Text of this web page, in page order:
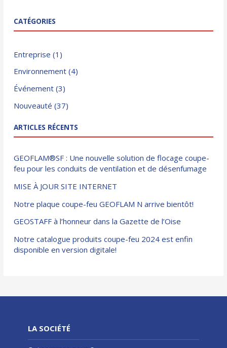
CATÉGORIES
Entreprise (1)
Environnement (4)
Événement (3)
Nouveauté (37)
ARTICLES RÉCENTS
GEOFLAM®SF : Une nouvelle solution de flocage coupe-
feu pour les conduits de ventilation et de désenfumage
MISE À JOUR SITE INTERNET
Notre plaque coupe-feu GEOFLAM N arrive bientôt!
GEOSTAFF à l’honneur dans la Gazette de l’Oise
Notre catalogue produits coupe-feu 2024 est enfin
disponible en version digitale!
LA SOCIÉTÉ